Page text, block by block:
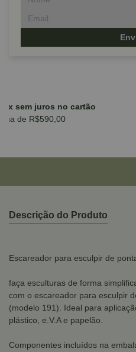
Parcele em até 10x
para compras acima
Descrição do Produto
Escareador para esculpir de
faça esculturas de forma
com o escareador para esculpir
(modelo 191). Ideal para
plástico, e.V.A e papelão.
Componentes incluídos na